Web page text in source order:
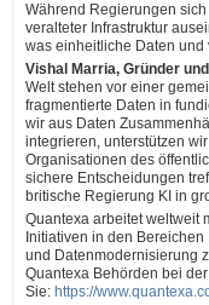
Während Regierungen
veralteter Infrastruktur
was einheitliche Daten
Vishal Marria, Gründer
Welt stehen vor einer
fragmentierte Daten in
wir aus Daten
integrieren, unterstützen
Organisationen des
sichere Entscheidungen
britische Regierung KI in
Quantexa arbeitet weltweit
Initiativen in den
und Datenmodernisierung
Quantexa Behörden bei
Sie: https://